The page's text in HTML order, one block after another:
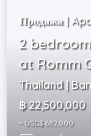
Продажа |
2
at Romm
Thailand |
฿ 22,500,000
~ USD$ 682,000